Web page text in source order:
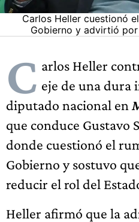
Carlos Heller cuestionó
Gobierno y advirtió
C arlos Heller
eje de una dura
diputado nacional en
que conduce Gustavo
donde cuestionó el
Gobierno y sostuvo
reducir el rol del
Heller afirmó que la